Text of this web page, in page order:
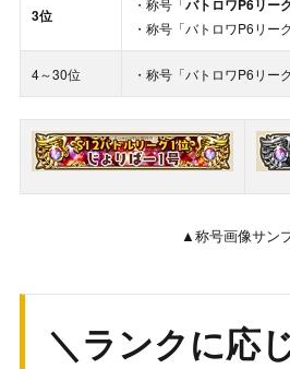
3位
バトロワP6リー
・称号「バトロワP6リー
4～30位 ・称号「バトロワP6リー
▲称号画像サン
＼ランクに応